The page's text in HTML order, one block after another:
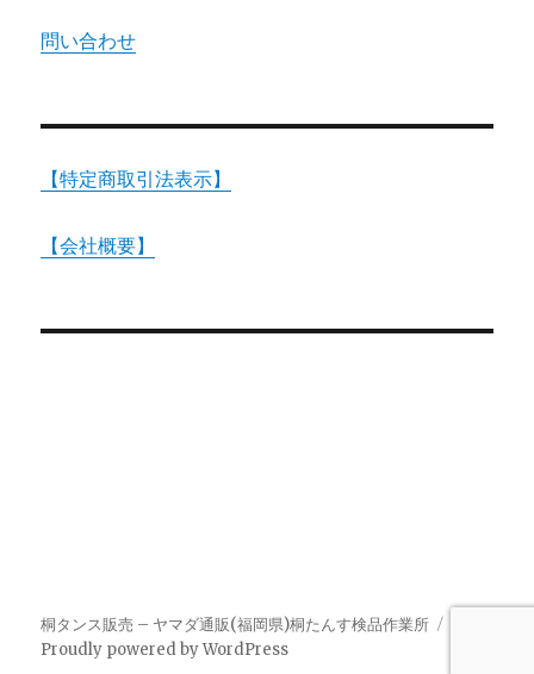
問い合わせ
【特定商取引法表示】
【会社概要】
桐タンス販売 – ヤマダ通販(福岡県)桐たんす検品作業所
Proudly powered by WordPress